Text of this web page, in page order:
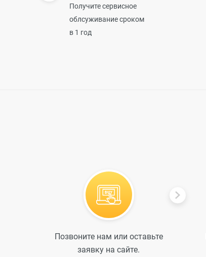
Получите сервисное
облсуживание сроком
в 1 год
Позвоните нам или оставьте
заявку на сайте.